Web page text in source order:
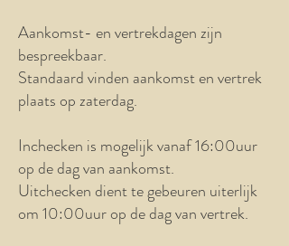
Aankomst- en vertrekdagen zijn
bespreekbaar.
Standaard vinden aankomst en vertrek
plaats op zaterdag.
Inchecken is mogelijk vanaf 16:00uur
op de dag van aankomst.
Uitchecken dient te gebeuren uiterlijk
om 10:00uur op de dag van vertrek.